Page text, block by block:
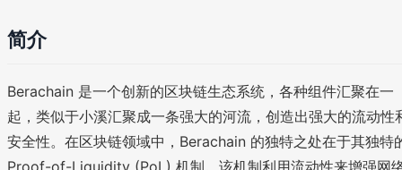
简介
Berachain 是一个创新的区块链生态系统，各种组件汇聚在一
起，类似于小溪汇聚成一条强大的河流，创造出强大的流动性
安全性。在区块链领域中，Berachain 的独特之处在于其独特
Proof-of-Liquidity (PoL) 机制。该机制利用流动性来增强网